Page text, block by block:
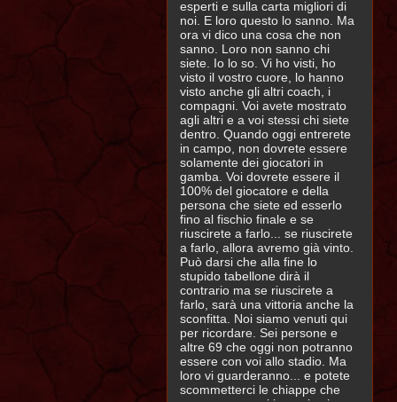
esperti e sulla carta migliori di
noi. E loro questo lo sanno. Ma
ora vi dico una cosa che non
sanno. Loro non sanno chi
siete. Io lo so. Vi ho visti, ho
visto il vostro cuore, lo hanno
visto anche gli altri coach, i
compagni. Voi avete mostrato
agli altri e a voi stessi chi siete
dentro. Quando oggi entrerete
in campo, non dovrete essere
solamente dei giocatori in
gamba. Voi dovrete essere il
100% del giocatore e della
persona che siete ed esserlo
fino al fischio finale e se
riuscirete a farlo... se riuscirete
a farlo, allora avremo già vinto.
Può darsi che alla fine lo
stupido tabellone dirà il
contrario ma se riuscirete a
farlo, sarà una vittoria anche la
sconfitta. Noi siamo venuti qui
per ricordare. Sei persone e
altre 69 che oggi non potranno
essere con voi allo stadio. Ma
loro vi guarderanno... e potete
scommetterci le chiappe che